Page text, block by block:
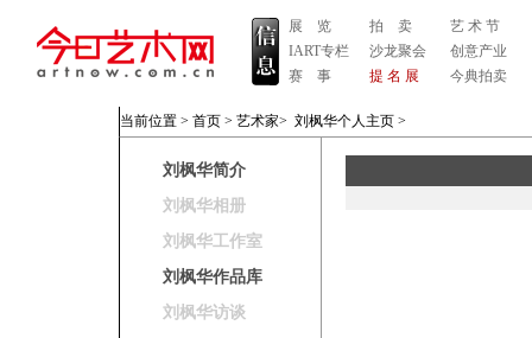
展 览
IART专栏
赛 事
拍 卖
沙龙聚会
提 名 展
艺 术 节
创意产业
今典拍卖
当前位置 > 首页 > 艺术家> 刘枫华个人主页 >
刘枫华简介
刘枫华相册
刘枫华工作室
刘枫华作品库
刘枫华访谈